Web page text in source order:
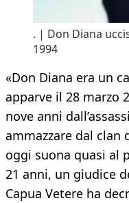
. | Don Diana
1994
«Don Diana era un
apparve il 28 marzo
nove anni
ammazzare dal clan
oggi suona quasi al
21 anni, un giudice
Capua Vetere ha